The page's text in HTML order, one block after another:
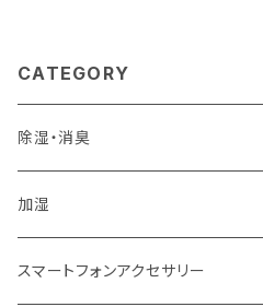
CATEGORY
除湿・消臭
加湿
スマートフォンアクセサリー